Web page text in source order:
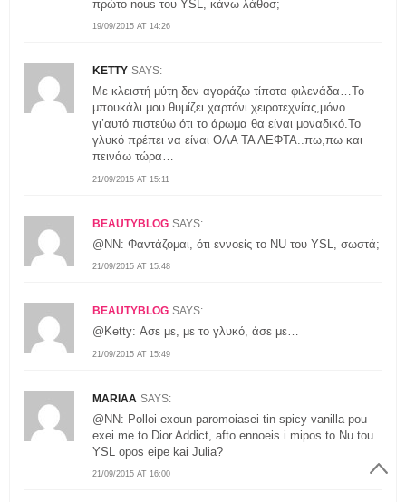
19/09/2015 AT 14:26
πρώτο nous του YSL, κάνω λάθοσ;
KETTY SAYS:
21/09/2015 AT 15:11
Με κλειστή μύτη δεν αγοράζω τίποτα φιλενάδα…Το
μπουκάλι μου θυμίζει χαρτόνι χειροτεχνίας,μόνο
γι’αυτό πιστεύω ότι το άρωμα θα είναι μοναδικό.Το
γλυκό πρέπει να είναι ΟΛΑ ΤΑ ΛΕΦΤΑ..πω,πω και
πεινάω τώρα…
BEAUTYBLOG SAYS:
21/09/2015 AT 15:48
@ΝΝ: Φαντάζομαι, ότι εννοείς το NU του YSL, σωστά;
BEAUTYBLOG SAYS:
21/09/2015 AT 15:49
@Ketty: Ασε με, με το γλυκό, άσε με…
MARIAA SAYS:
21/09/2015 AT 16:00
@NN: Polloi exoun paromoiasei tin spicy vanilla pou
exei me to Dior Addict, afto ennoeis i mipos to Nu tou
YSL opos eipe kai Julia?